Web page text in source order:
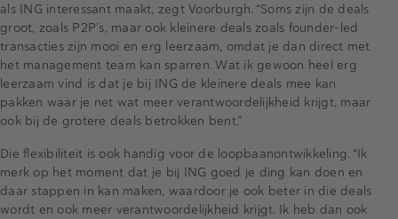
als ING interessant maakt, zegt Voorburgh. “Soms zijn de deals
groot, zoals P2P’s, maar ook kleinere deals zoals founder-led
transacties zijn mooi en erg leerzaam, omdat je dan direct met
het management team kan sparren. Wat ik gewoon heel erg
leerzaam vind is dat je bij ING de kleinere deals mee kan
pakken waar je net wat meer verantwoordelijkheid krijgt, maar
ook bij de grotere deals betrokken bent.”
Die flexibiliteit is ook handig voor de loopbaanontwikkeling. “Ik
merk op het moment dat je bij ING goed je ding kan doen en
daar stappen in kan maken, waardoor je ook beter in die deals
wordt en ook meer verantwoordelijkheid krijgt. Ik heb dan ook